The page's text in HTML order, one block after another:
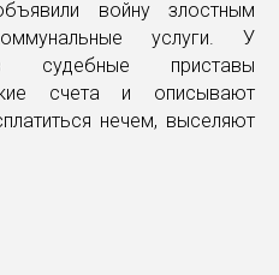
войну злостным
услуги. У
судебные приставы
счета и описывают
нечем, выселяют